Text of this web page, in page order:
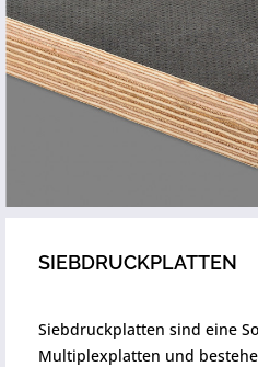
SIEBDRUCKPLATTEN
Siebdruckplatten sind eine
Multiplexplatten und